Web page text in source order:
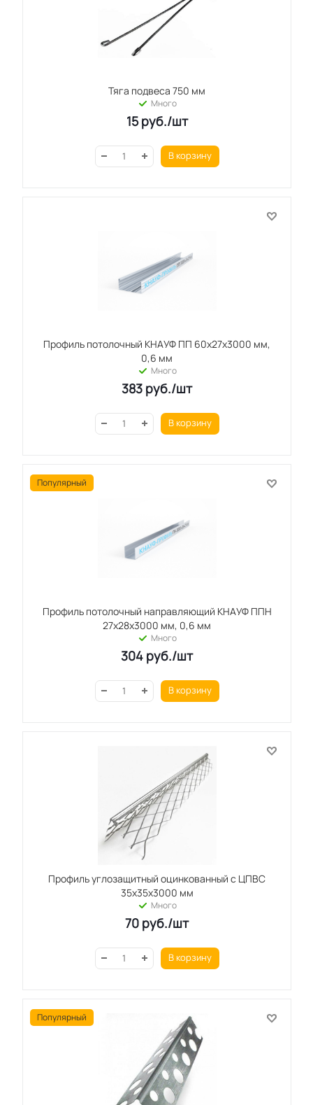
Тяга подвеса 750 мм
Много
15руб./шт
В корзину
Профиль потолочный КНАУФ ПП 60x27x3000 мм,
0,6 мм
Много
383 руб./шт
В корзину
Популярный
Профиль потолочный направляющий КНАУФ ППН
27x28x3000 мм, 0,6 мм
Много
304 руб./шт
В корзину
Профиль углозащитный оцинкованный с ЦПВС
35x35x3000 мм
Много
70 руб./шт
В корзину
Популярный